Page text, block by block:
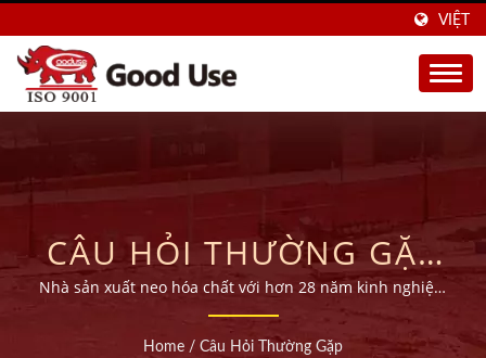
VIỆT
CÂU HỎI THƯỜNG GẶP
(FAQ)
Nhà sản xuất neo hóa chất với hơn 28 năm kinh nghiệm
OEM.
Home / Câu Hỏi Thường Gặp